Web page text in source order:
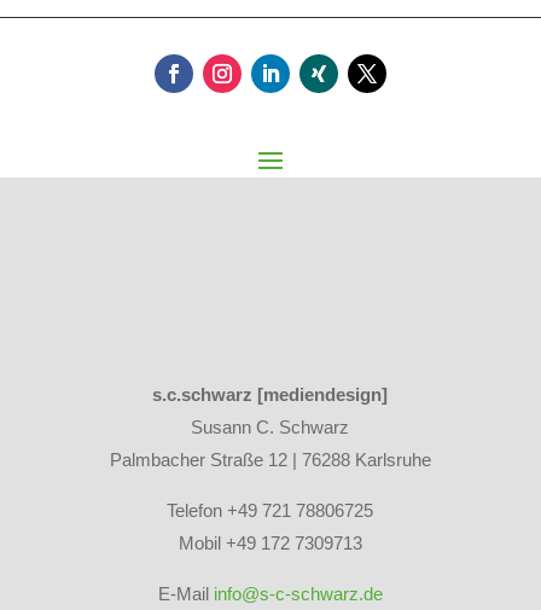
s.c.schwarz [mediendesign]
Susann C. Schwarz
Palmbacher Straße 12 | 76288 Karlsruhe
Telefon +49 721 78806725
Mobil +49 172 7309713
E-Mail info@s-c-schwarz.de